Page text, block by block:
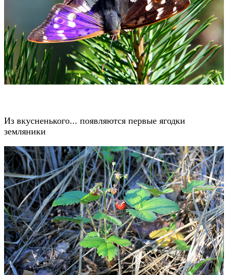
Из вкусненького... появляются первые ягодки
земляники